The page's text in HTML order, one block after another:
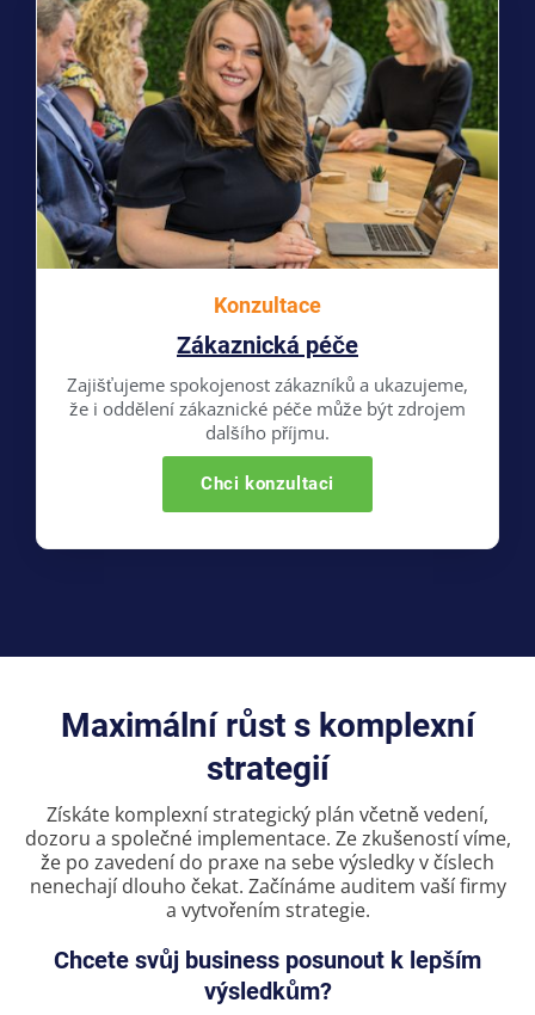
Konzultace
Zákaznická péče
Zajišťujeme spokojenost zákazníků a ukazujeme,
že i oddělení zákaznické péče může být zdrojem
dalšího příjmu.
Chci konzultaci
Maximální růst s komplexní
strategií
Získáte komplexní strategický plán včetně vedení,
dozoru a společné implementace. Ze zkušeností víme,
že po zavedení do praxe na sebe výsledky v číslech
nenechají dlouho čekat. Začínáme auditem vaší firmy
a vytvořením strategie.
Chcete svůj business posunout k lepším
výsledkům?